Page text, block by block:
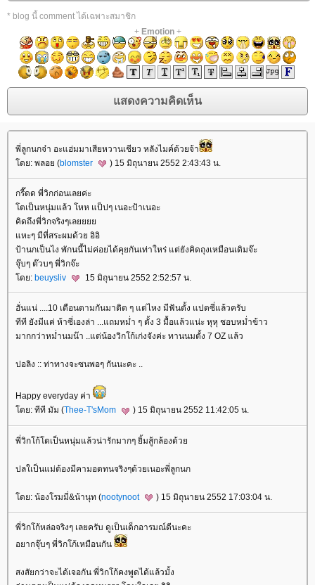
* blog นี้ comment ได้เฉพาะสมาชิก
+ Emotion+
พี่ลูกนกจ๋า อะแฮ่มมาเสียหวานเชียว หลังไมค์ด้วยจ้า
โดย: พลอย (blomster ) 15 มิถุนายน 2552 2:43:43 น.
กรี๊ดด พี่วิกก่อนเลยค่ะ
โตเป็นหนุ่มแล้ว โหห แป็ปๆ เนอะป้าเนอะ
คิดถึงพี่วิกจริงๆเลยยยย
แหะๆ มีที่สระผมด้วย อิอิ
ป้านกเป็นไง พักนนี้ไม่ค่อยได้คุยกันเท่าใหร่ แต่ยังคิดถุงเหมือนเดิมจ๊ะ
จุ๊บๆ ต๊วบๆ พี่วิกจ๊ะ
โดย: beuysliv 15 มิถุนายน 2552 2:52:57 น.
ฮั่นแน่ ....10 เดือนตามกันมาติด ๆ แต่ไหง มีฟันตั้ง แปดซี่แล้วครับ
ทีที ยังมีแค่ ห้าซี่เองล่า ...แถมหม่ำ ๆ ตั้ง 3 มื้อแล้วแน่ะ หุหุ ชอบหม่ำข้าว
มากกว่าหม่ำนมน๊า ..แต่น้องวิกโก้เก่งจังค่ะ ทานนมตั้ง 7 OZ แล้ว
ปอลิง :: ท่าทางจะซนพอๆ กันนะคะ ..
Happy everyday ค่า
โดย: ทีที มัม (Thee-T'sMom ) 15 มิถุนายน 2552 11:42:05 น.
พี่วิกโก้โตเป็นหนุ่มแล้วน่ารักมากๆ ยิ้มสู้กล้องด้วย
ปลใเป็นแม่ต้องมีคามอดทนจริงๆด้วยเนอะพี่ลูกนก
โดย: น้องโรมมี่&น้านุท (nootynoot ) 15 มิถุนายน 2552 17:03:04 น.
พี่วิกโก้หล่อจริงๆ เลยครับ ดูเป็นเด็กอารมณ์ดีนะคะ
อยากจุ๊บๆ พี่วิกโก้เหมือนกัน
สงสัยกว่าจะได้เจอกัน พี่วิกโก้คงพูดได้แล้วมั้ง